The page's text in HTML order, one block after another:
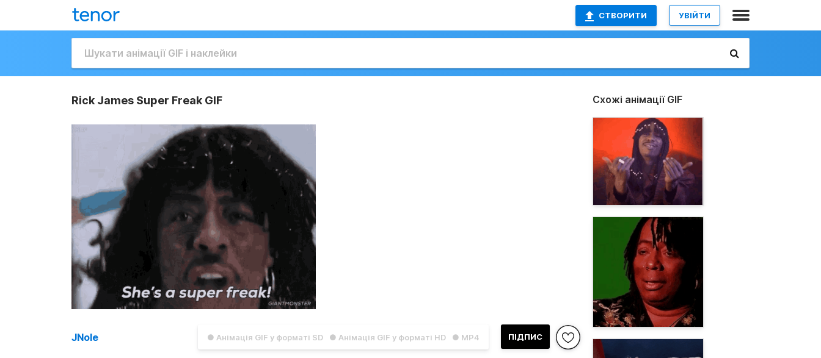
СТВОРИТИ УВІЙТИ
Rick James Super Freak GIF
● Анімація GIF у форматі SD ● Анімація GIF у форматі HD ● MP4 ПІДПИС
JNole
Схожі анімації GIF